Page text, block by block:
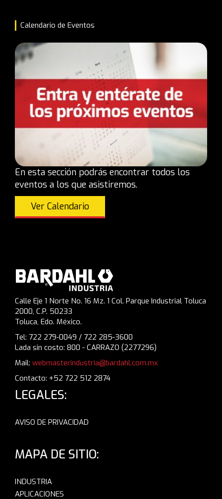
Calendario de Eventos
En esta sección podrás encontrar todos los
eventos a los que asistiremos.
Ver Calendario
Calle Eje 1 Norte No. 16 Mz. 1 Col. Parque Industrial Toluca
2000, C.P. 50233
Toluca, Edo. México.
Tel: 722 279-0049 / 722 285-3600
Lada sin costo: 800 - CARRAZO (2277296)
Mail: webmasterindustria@bardahl.com.mx
Contacto: +52 722 512 2874
LEGALES:
AVISO DE PRIVACIDAD
MAPA DE SITIO:
INDUSTRIA
APLICACIONES